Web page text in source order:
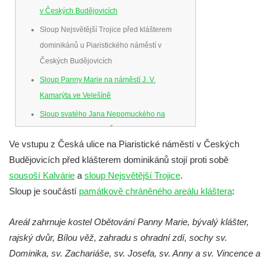
v Českých Budějovicích
Sloup Nejsvětější Trojice před klášterem
dominikánů u Piaristického náměstí v
Českých Budějovicích
Sloup Panny Marie na náměstí J. V.
Kamarýta ve Velešíně
Sloup svatého Jana Nepomuckého na
náměstí J. Gurreho v Římově
Sloup Nejsvětější Trojice v Mirošovicích
Sloup se sochou Bolestného Krista (Ecce
Homo) na zahradě zámku Chrámce
Republiky v Duchcově
Sloup Panny Marie u kostela Nalezení
svatého Kříže ve Frýdlantu
Ve vstupu z Česká ulice na Piaristické náměstí v Českých
Budějovicích před klášterem dominikánů stojí proti sobě
sousoší Kalvárie a sloup Nejsvětější Trojice.
Sloup je součástí památkově chráněného areálu kláštera:
Areál zahrnuje kostel Obětování Panny Marie, bývalý klášter,
rajský dvůr, Bílou věž, zahradu s ohradní zdí, sochy sv.
Dominika, sv. Zachariáše, sv. Josefa, sv. Anny a sv. Vincence a